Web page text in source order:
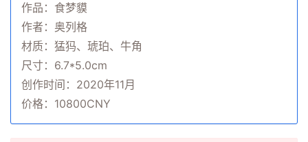
作品：食梦貘
作者：奥列格
材质：猛犸、琥珀、牛角
尺寸：6.7*5.0cm
创作时间：2020年11月
价格：10800CNY